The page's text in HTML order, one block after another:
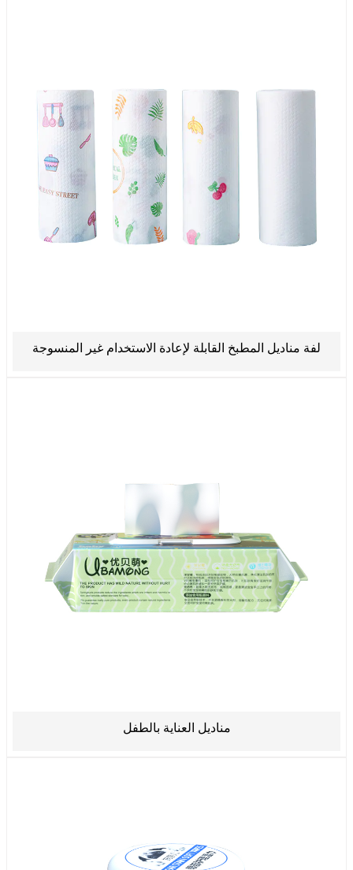
لفة مناديل المطبخ القابلة لإعادة الاستخدام غير المنسوجة
مناديل العناية بالطفل